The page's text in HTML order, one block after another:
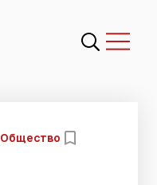
Общество